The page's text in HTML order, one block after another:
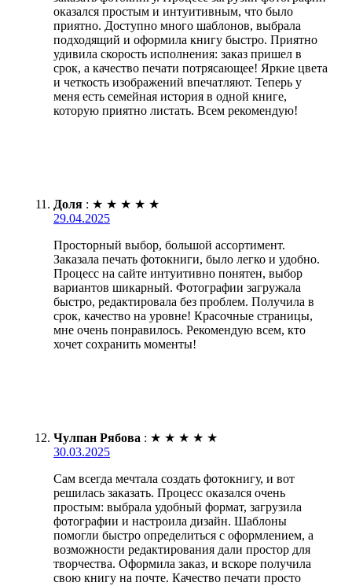
оказался простым и интуитивным, что было
приятно. Доступно много шаблонов, выбрала
подходящий и оформила книгу быстро. Приятно
удивила скорость исполнения: заказ пришел в
срок, а качество печати потрясающее! Яркие цвета
и четкость изображений впечатляют. Теперь у
меня есть семейная история в одной книге,
которую приятно листать. Всем рекомендую!
Доля : ★ ★ ★ ★ ★
29.04.2025
Просторный выбор, большой ассортимент.
Заказала печать фотокниги, было легко и удобно.
Процесс на сайте интуитивно понятен, выбор
вариантов шикарный. Фотографии загружала
быстро, редактировала без проблем. Получила в
срок, качество на уровне! Красочные страницы,
мне очень понравилось. Рекомендую всем, кто
хочет сохранить моменты!
Чулпан Рябова : ★ ★ ★ ★ ★
30.03.2025
Сам всегда мечтала создать фотокнигу, и вот
решилась заказать. Процесс оказался очень
простым: выбрала удобный формат, загрузила
фотографии и настроила дизайн. Шаблоны
помогли быстро определиться с оформлением, а
возможности редактирования дали простор для
творчества. Оформила заказ, и вскоре получила
свою книгу на почте. Качество печати просто